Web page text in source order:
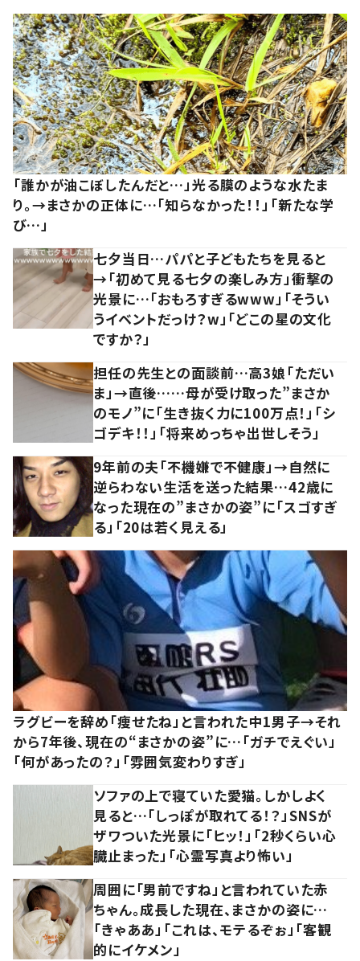
「誰かが油こぼしたんだと…」光る膜のような水たま
り。→まさかの正体に…「知らなかった！！」「新たな学
び…」
七夕当日…パパと子どもたちを見ると
→「初めて見る七夕の楽しみ方」衝撃の
光景に…「おもろすぎるwww」「そうい
うイベントだっけ？w」「どこの星の文化
ですか？」
担任の先生との面談前…高3娘「ただい
ま」→直後……母が受け取った”まさか
のモノ”に「生き抜く力に100万点！」「シ
ゴデキ！！」「将来めっちゃ出世しそう」
9年前の夫「不機嫌で不健康」→自然に
逆らわない生活を送った結果…42歳に
なった現在の”まさかの姿”に「スゴすぎ
る」「20は若く見える」
ラグビーを辞め「痩せたね」と言われた中1男子→それ
から7年後、現在の“まさかの姿”に…「ガチでえぐい」
「何があったの？」「雰囲気変わりすぎ」
ソファの上で寝ていた愛猫。しかしよく
見ると…「しっぽが取れてる！？」SNSが
ザワついた光景に「ヒッ！」「2秒くらい心
臓止まった」「心霊写真より怖い」
周囲に「男前ですね」と言われていた赤
ちゃん。成長した現在、まさかの姿に…
「きゃああ」「これは、モテるぞぉ」「客観
的にイケメン」